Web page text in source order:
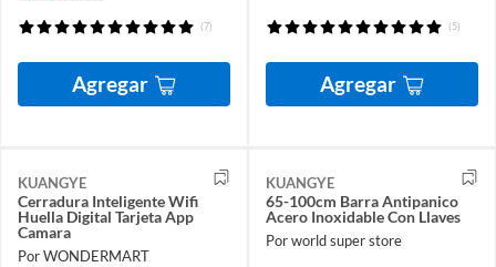
(7)
Agregar
(5)
Agregar
KUANGYE
Cerradura Inteligente Wifi
Huella Digital Tarjeta App
Camara
Por WONDERMART
KUANGYE
65-100cm Barra Antipanico
Acero Inoxidable Con Llaves
Por world super store